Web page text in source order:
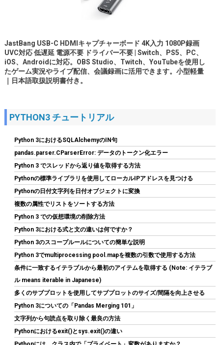
JastBang USB-C HDMIキャプチャーボード 4K入力 1080P録画
UVC対応 低遅延 電源不要 ドライバー不要 | Switch、PS5、PC、
iOS、Androidに対応。OBS Studio、Twitch、YouTubeを使用し
たゲーム実況やライブ配信、会議録画に活用できます。小型軽量
｜日本語取扱説明書付き。
こちら
玄人志向 電源ユニット 850W ATX 電源 80 PLUS ゴールド PC電源
フルプラグイン KRPW-GS850W/90+
(54217) GBP 43.60 (2026-08-11 04:06 GMT +09:00 時点 -
ちら)
PYTHON3 チュートリアル
Python 3におけるSQLAlchemyのIN句
pandas.parser.CParserError: データのトークン化エラー
Python 3 でスレッドから返り値を取得する方法
Pythonの標準ライブラリを使用してローカルIPアドレスを見つける
Pythonの日付文字列を日付オブジェクトに変換
複数の属性でリストをソートする方法
Python 3 での仮想環境の削除方法
Python 3における式と文の違いは何ですか？
Python 3のスコープルールについての簡単な説明
Python 3でmultiprocessing pool.mapを複数の引数で使用する方法
条件に一致するイテラブルから最初のアイテムを取得する (Note: イテラブ
ル means iterable in Japanese)
多くのサブプロットを使用してサブプロットのサイズ/間隔を向上させる
Python 3についての「Pandas Merging 101」
文字列から句読点を取り除く最良の方法
Pythonにおけるexit()とsys.exit()の違い